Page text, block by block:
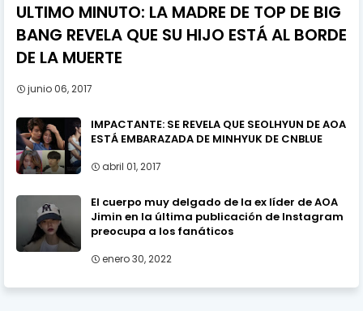
ULTIMO MINUTO: LA MADRE DE TOP DE BIG
BANG REVELA QUE SU HIJO ESTÁ AL BORDE
DE LA MUERTE
junio 06, 2017
IMPACTANTE: SE REVELA QUE SEOLHYUN DE AOA
ESTÁ EMBARAZADA DE MINHYUK DE CNBLUE
abril 01, 2017
El cuerpo muy delgado de la ex líder de AOA
Jimin en la última publicación de Instagram
preocupa a los fanáticos
enero 30, 2022